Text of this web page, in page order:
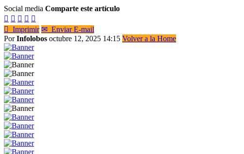
Social media Comparte este artículo
    
 Imprimir ✉ Enviar E-mail
PorInfolobos octubre 12, 2025 14:15 Volver a la Home